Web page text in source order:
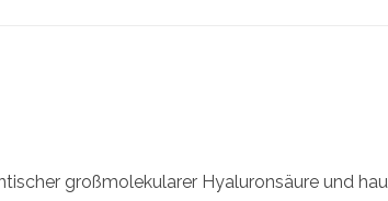
großmolekularer Hyaluronsäure und